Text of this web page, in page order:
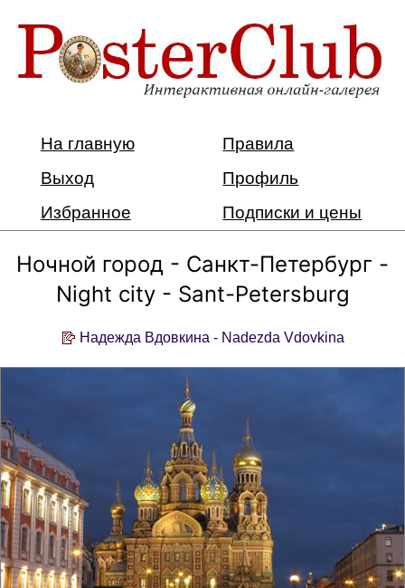
На главную
Правила
Выход
Профиль
Избранное
Подписки и цены
Ночной город - Санкт-Петербург -
Night city - Sant-Petersburg
Надежда Вдовкина - Nadezda Vdovkina